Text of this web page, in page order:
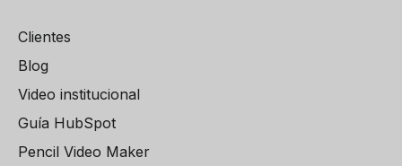
Clientes
Blog
Video institucional
Guía HubSpot
Pencil Video Maker